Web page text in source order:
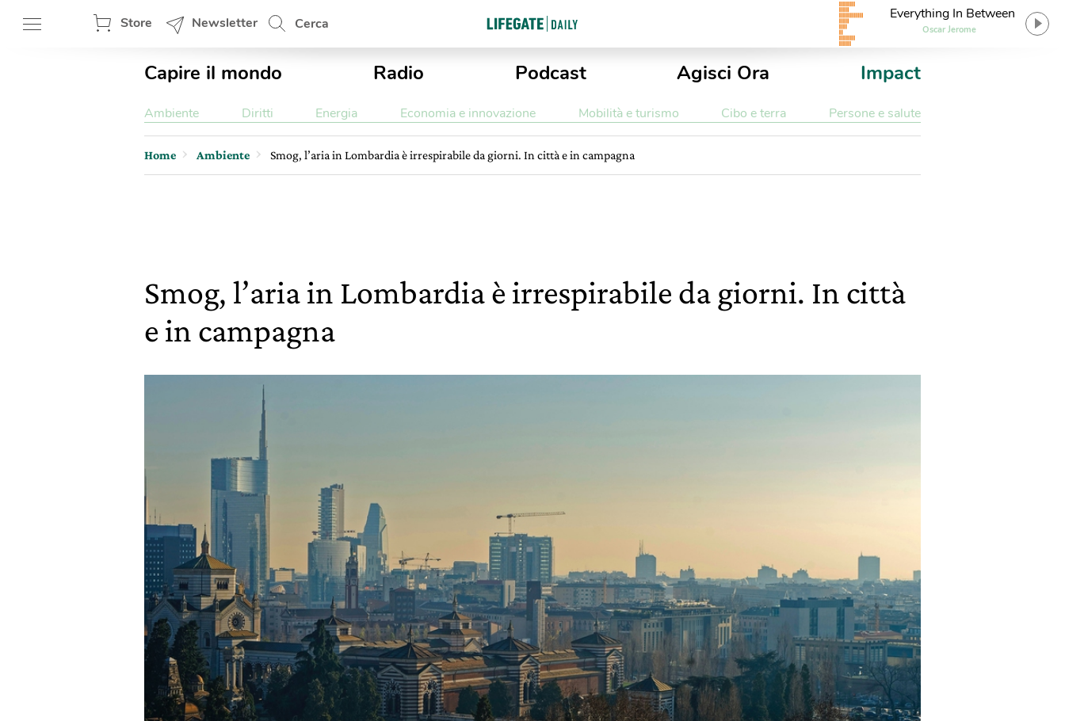
Store Newsletter Cerca
Everything In Between
Oscar Jerome
Capire il mondo Radio Podcast Agisci Ora Impact
Ambiente Diritti Energia Economia e innovazione Mobilità e turismo Cibo e terra Persone e salute
Home Ambiente Smog, l’aria in Lombardia è irrespirabile da giorni. In città e in campagna
Smog, l’aria in Lombardia è irrespirabile da giorni. In città
e in campagna